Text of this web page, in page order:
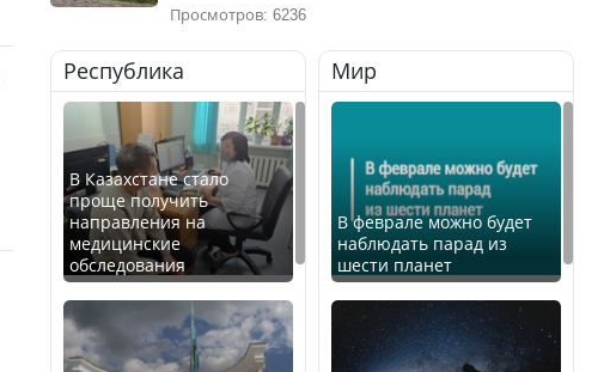
Просмотров: 6236
Республика
В Казахстане стало
проще получить
направления на
медицинские
обследования
Мир
В феврале можно будет
наблюдать парад из
шести планет